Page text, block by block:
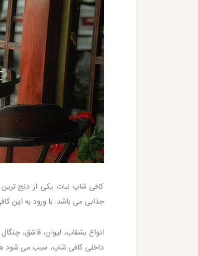
کافی شاپ نبات یکی از دنج
جذابی می باشد. با ورود به این
انواع بشقاب، لیوان، قاشق،
داخلی کافی شاپ، سبب می شود